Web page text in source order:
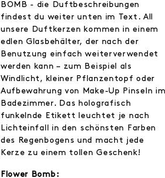
BOMB - die Duftbeschreibungen
findest du weiter unten im Text. All
unsere Duftkerzen kommen in einem
edlen Glasbehälter, der nach der
Benutzung einfach weiterverwendet
werden kann – zum Beispiel als
Windlicht, kleiner Pflanzentopf oder
Aufbewahrung von Make-Up Pinseln im
Badezimmer. Das holografisch
funkelnde Etikett leuchtet je nach
Lichteinfall in den schönsten Farben
des Regenbogens und macht jede
Kerze zu einem tollen Geschenk!
Flower Bomb: